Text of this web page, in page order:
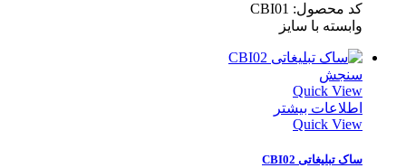
کد محصول: CBI01
وابسته با سایز
سنجش
Quick View
اطلاعات بیشتر
Quick View
ساک تبلیغاتی CBI02